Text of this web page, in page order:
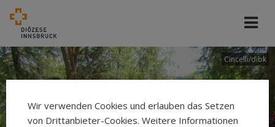
Cincelli/dibk
Wir verwenden Cookies und erlauben das Setzen
von Drittanbieter-Cookies. Weitere Informationen